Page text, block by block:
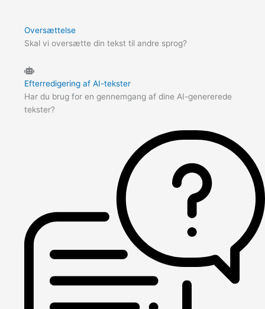
Oversættelse
Skal vi oversætte din tekst til andre sprog?
Efterredigering af AI-tekster
Har du brug for en gennemgang af dine AI-genererede
tekster?